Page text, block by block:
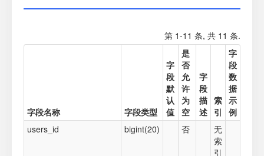
第 1-11 条, 共 11 条.
字段名称 字段类型
字
段
默
认
值
是
否
允
许
为
空
字
段
描
述
索
引
字
段
数
据
示
例
users_id
bigint(20) 否
无
索
引